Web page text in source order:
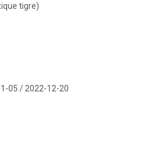
tigre)
05 / 2022-12-20